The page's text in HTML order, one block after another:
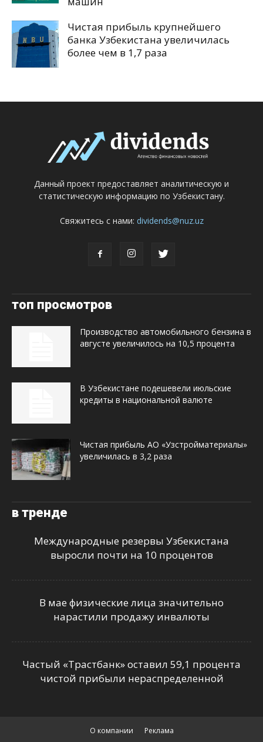
Чистая прибыль крупнейшего
банка Узбекистана увеличилась
более чем в 1,7 раза
Данный проект предоставляет аналитическую и
статистическую информацию по Узбекистану.
Свяжитесь с нами: dividends@nuz.uz
топ просмотров
Производство автомобильного бензина в
августе увеличилось на 10,5 процента
В Узбекистане подешевели июльские
кредиты в национальной валюте
Чистая прибыль АО «Узстройматериалы»
увеличилась в 3,2 раза
в тренде
Международные резервы Узбекистана
выросли почти на 10 процентов
В мае физические лица значительно
нарастили продажу инвалюты
Частый «Трастбанк» оставил 59,1 процента
чистой прибыли нераспределенной
О компании Реклама